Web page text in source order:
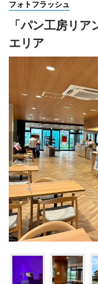
フォトフラッシュ
「パン工房リ
エリア